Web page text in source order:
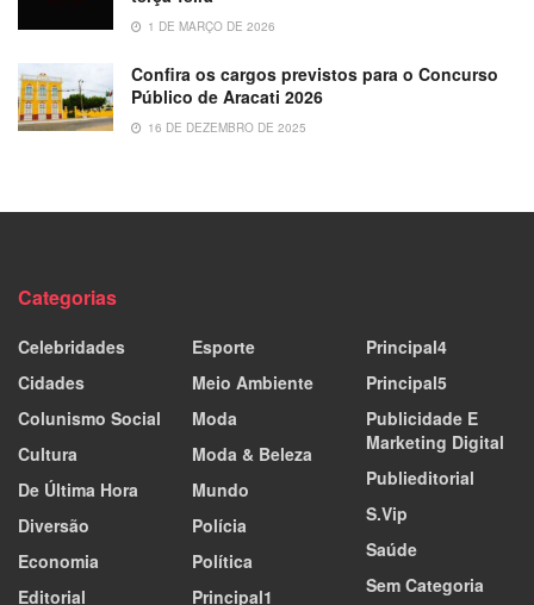
1 DE MARÇO DE 2026
Confira os cargos previstos para o Concurso
Público de Aracati 2026
16 DE DEZEMBRO DE 2025
Categorias
Celebridades
Cidades
Colunismo Social
Cultura
De Última Hora
Diversão
Economia
Editorial
Esporte
Meio Ambiente
Moda
Moda & Beleza
Mundo
Polícia
Política
Principal1
Principal4
Principal5
Publicidade E
Marketing Digital
Publieditorial
S.Vip
Saúde
Sem Categoria